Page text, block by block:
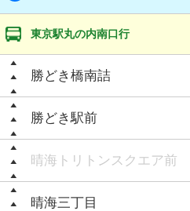
東京駅丸の内南口行
勝どき橋南詰
勝どき駅前
晴海トリトンスクエア前
晴海三丁目